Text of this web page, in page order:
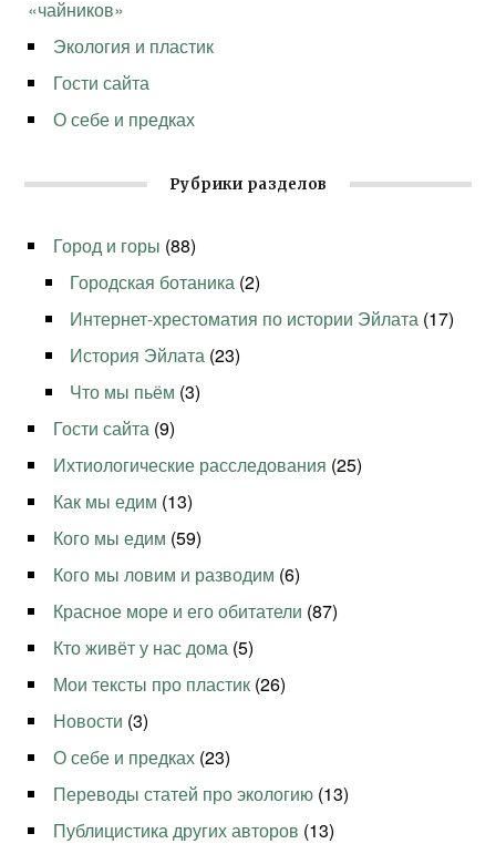
«чайников»
Экология и пластик
Гости сайта
О себе и предках
Рубрики разделов
Город и горы (88)
Городская ботаника (2)
Интернет-хрестоматия по истории Эйлата (17)
История Эйлата (23)
Что мы пьём (3)
Гости сайта (9)
Ихтиологические расследования (25)
Как мы едим (13)
Кого мы едим (59)
Кого мы ловим и разводим (6)
Красное море и его обитатели (87)
Кто живёт у нас дома (5)
Мои тексты про пластик (26)
Новости (3)
О себе и предках (23)
Переводы статей про экологию (13)
Публицистика других авторов (13)